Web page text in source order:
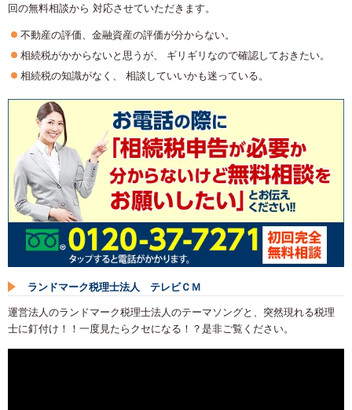
回の無料相談から 対応させていただきます。
不動産の評価、金融資産の評価が分からない。
相続税がかからないと思うが、 ギリギリなので確認しておきたい。
相続税の知識がなく、 相談していいかも迷っている。
ランドマーク税理士法人 テレビＣＭ
運営法人のランドマーク税理士法人のテーマソングと、突然現れる税理
士に釘付け！！一度見たらクセになる！？是非ご覧ください。